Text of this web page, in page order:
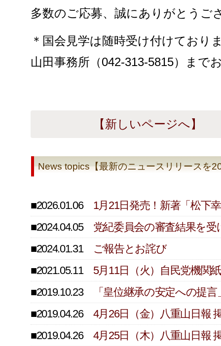
多数のご応募、誠にありがとうご
＊国会見学は随時受け付けており
山田事務所（042-313-5815）まで
【新しいページへ】
News topics【最新のニュースリリースを
■2026.01.06 1月21日発売！新著「松下
■2024.04.05 党紀委員会の審査結果を受
■2024.01.31 ご報告とお詫び
■2021.05.11 5月11日（火）自民党機関
■2019.10.23
「皇位継承の安定への提
■2019.04.26 4月26日（金）八重山日報
■2019.04.26 4月25日（木）八重山日報